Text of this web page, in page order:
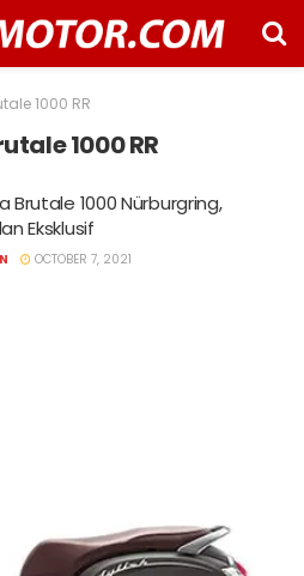
1000 RR
1000 RR
Brutale 1000 Nürburgring,
Eksklusif
OCTOBER 7, 2021